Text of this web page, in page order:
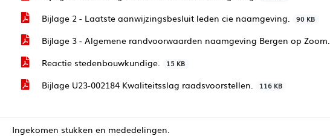
Bijlage 2 - Laatste aanwijzingsbesluit leden cie naamgeving. 90 KB
Bijlage 3 - Algemene randvoorwaarden naamgeving Bergen op Zoom.
Reactie stedenbouwkundige. 15 KB
Bijlage U23-002184 Kwaliteitsslag raadsvoorstellen. 116 KB
Ingekomen stukken en mededelingen.